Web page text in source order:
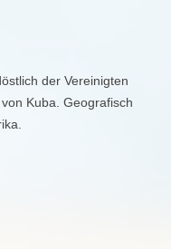
der Vereinigten
Kuba. Geografisch